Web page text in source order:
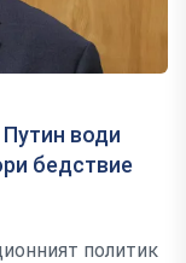
води
бедствие
политик